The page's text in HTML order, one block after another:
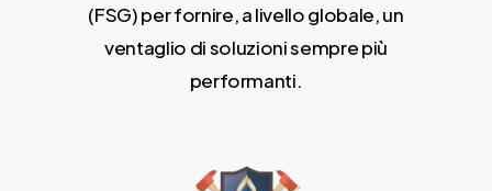
(FSG) per fornire, a livello globale, un
ventaglio di soluzioni sempre più
performanti.